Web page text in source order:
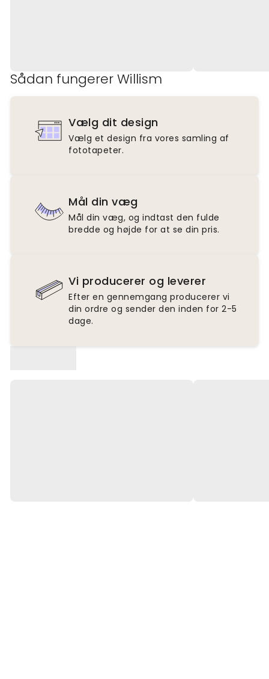
Sådan fungerer Willism
Vælg dit design
Vælg et design fra vores samling af
fototapeter.
Mål din væg
Mål din væg, og indtast den fulde
bredde og højde for at se din pris.
Vi producerer og leverer
Efter en gennemgang producerer vi
din ordre og sender den inden for 2-5
dage.